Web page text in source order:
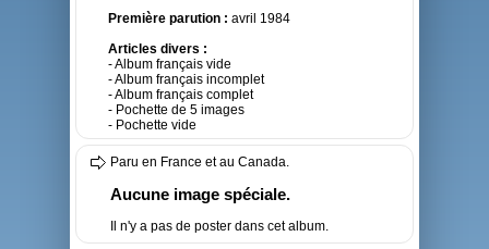
Première parution : avril 1984
Articles divers :
- Album français vide
- Album français incomplet
- Album français complet
- Pochette de 5 images
- Pochette vide
Paru en France et au Canada.
Aucune image spéciale.
Il n'y a pas de poster dans cet album.